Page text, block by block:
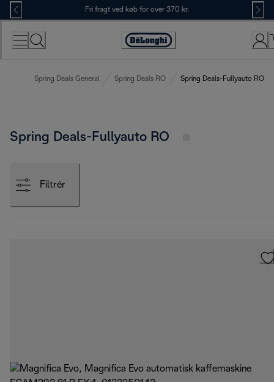
Skip
to
Content
Fri fragt ved køb for over 370 kr.
Accessibility
Spring Deals General Spring Deals RO Spring Deals-Fullyauto RO
Spring Deals-Fullyauto RO
Filtrér